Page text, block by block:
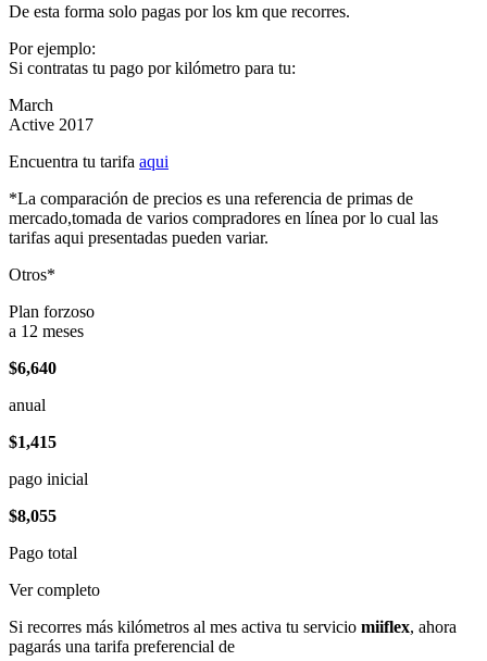
De esta forma solo pagas por los km que recorres.
Por ejemplo:
Si contratas tu pago por kilómetro para tu:
March
Active 2017
Encuentra tu tarifa aqui
*La comparación de precios es una referencia de primas de
mercado,tomada de varios compradores en línea por lo cual las
tarifas aqui presentadas pueden variar.
Otros*
Plan forzoso
a 12 meses
$6,640
anual
$1,415
pago inicial
$8,055
Pago total
Ver completo
Si recorres más kilómetros al mes activa tu servicio miiflex, ahora
pagarás una tarifa preferencial de